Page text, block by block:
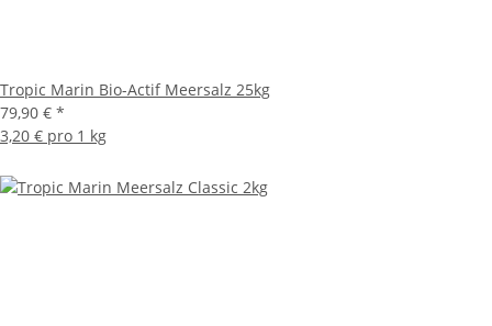
Tropic Marin Bio-Actif Meersalz 25kg
79,90 € *
3,20 € pro 1 kg